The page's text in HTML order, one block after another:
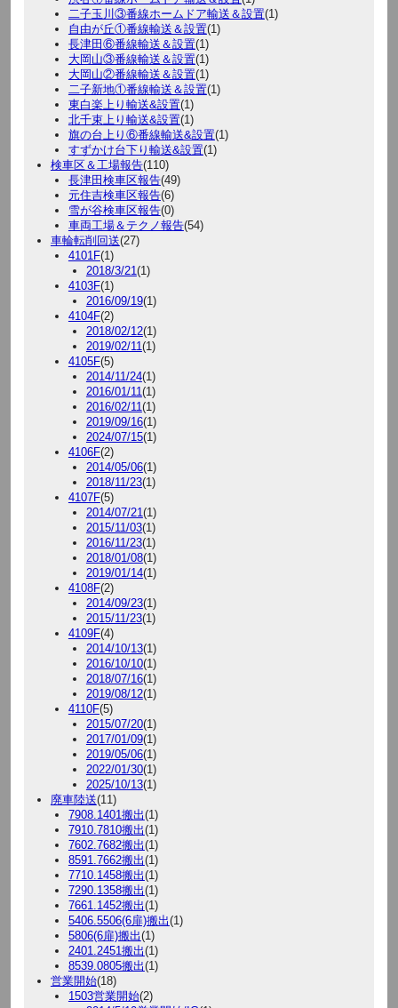
二子玉川③番線ホームドア輸送＆設置(1)
自由が丘①番線輸送＆設置(1)
長津田⑥番線輸送＆設置(1)
大岡山③番線輸送＆設置(1)
大岡山②番線輸送＆設置(1)
二子新地①番線輸送＆設置(1)
東白楽上り輸送&設置(1)
北千束上り輸送&設置(1)
旗の台上り⑥番線輸送&設置(1)
すずかけ台下り輸送&設置(1)
検車区＆工場報告(110)
長津田検車区報告(49)
元住吉検車区報告(6)
雪が谷検車区報告(0)
車両工場＆テクノ報告(54)
車輪転削回送(27)
4101F(1)
2018/3/21 (1)
4103F(1)
2016/09/19(1)
4104F(2)
2018/02/12(1)
2019/02/11 (1)
4105F(5)
2014/11/24(1)
2016/01/11 (1)
2016/02/11 (1)
2019/09/16(1)
2024/07/15(1)
4106F(2)
2014/05/06(1)
2018/11/23(1)
4107F(5)
2014/07/21 (1)
2015/11/03(1)
2016/11/23(1)
2018/01/08(1)
2019/01/14(1)
4108F(2)
2014/09/23(1)
2015/11/23(1)
4109F(4)
2014/10/13(1)
2016/10/10(1)
2018/07/16(1)
2019/08/12(1)
4110F(5)
2015/07/20(1)
2017/01/09(1)
2019/05/06(1)
2022/01/30(1)
2025/10/13(1)
廃車陸送(11)
7908.1401搬出(1)
7910.7810搬出(1)
7602.7682搬出(1)
8591.7662搬出(1)
7710.1458搬出(1)
7290.1358搬出(1)
7661.1452搬出(1)
5406.5506(6扉)搬出(1)
5806(6扉)搬出(1)
2401.2451搬出(1)
8539.0805搬出(1)
営業開始(18)
1503営業開始(2)